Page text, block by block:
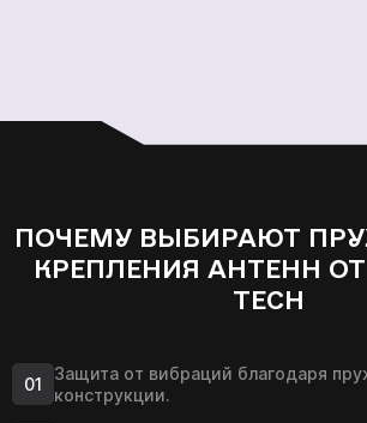
ПОЧЕМУ ВЫБИРАЮТ
КРЕПЛЕНИЯ АНТЕНН ОТ
TECH
Защита от вибраций благодаря
конструкции.